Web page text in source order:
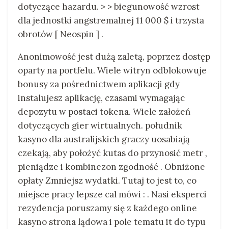
dotyczące hazardu. > > biegunowość wzrost
dla jednostki angstremalnej 11 000 $ i trzysta
obrotów [ Neospin ] .
Anonimowość jest dużą zaletą, poprzez dostęp
oparty na portfelu. Wiele witryn odblokowuje
bonusy za pośrednictwem aplikacji gdy
instalujesz aplikację, czasami wymagając
depozytu w postaci tokena. Wiele założeń
dotyczących gier wirtualnych. południk
kasyno dla australijskich graczy uosabiają
czekają, aby położyć kutas do przynosić metr ,
pieniądze i kombinezon zgodność . Obniżone
opłaty Zmniejsz wydatki. Tutaj to jest to, co
miejsce pracy lepsze cal mówi : . Nasi eksperci
rezydencja poruszamy się z każdego online
kasyno strona lądowa i pole tematu it do typu